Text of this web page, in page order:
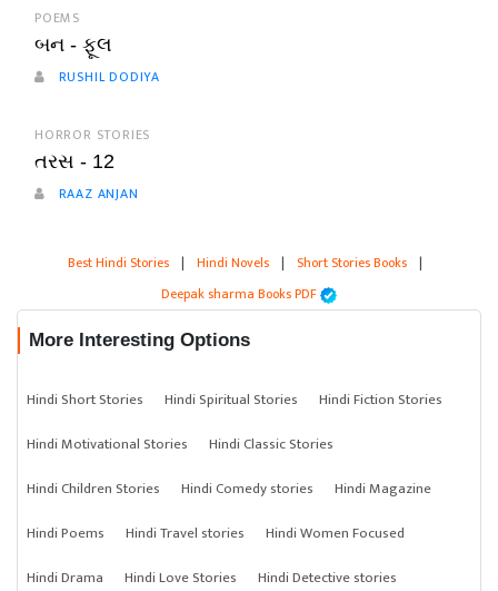
POEMS
બન - ફૂલ
RUSHIL DODIYA
HORROR STORIES
તરસ - 12
RAAZ ANJAN
Best Hindi Stories | Hindi Novels | Short Stories Books |
Deepak sharma Books PDF
More Interesting Options
Hindi Short Stories Hindi Spiritual Stories
Hindi Fiction Stories
Hindi Motivational Stories
Hindi Classic Stories
Hindi Children Stories
Hindi Comedy stories
Hindi Magazine
Hindi Poems
Hindi Travel stories
Hindi Women Focused
Hindi Drama
Hindi Love Stories
Hindi Detective stories